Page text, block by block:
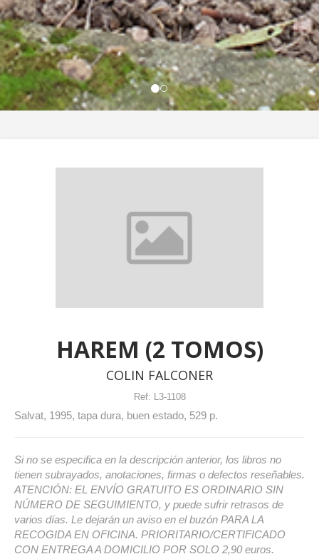
HAREM (2 TOMOS)
COLIN FALCONER
Ref: L3-1108
Salvat, 1995, tapa dura, buen estado, 529 p.
Si no se especifica en la descripción anterior, los libros no
tienen subrayados, anotaciones, firmas o defectos reseñables.
ATENCIÓN: EL ENVÍO GRATUITO ES ORDINARIO SIN
NÚMERO DE SEGUIMIENTO, y puede sufrir retrasos de
varios días. Le dejarán un aviso en el buzón PARA LA
RECOGIDA EN OFICINA. PRIORITARIO/CERTIFICADO
CON ENTREGA A DOMICILIO POR SOLO 2,90 euros.